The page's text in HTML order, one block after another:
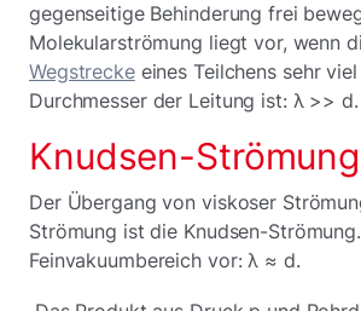
gegenseitige Behinderung frei
Molekularströmung liegt vor, wenn
Wegstreckeeines Teilchens sehr
Durchmesser der Leitung ist: λ >> d.
Knudsen-Strömung
Der Übergang von viskoser
Strömung ist die Knudsen-
Feinvakuumbereich vor: λ ≈ d.